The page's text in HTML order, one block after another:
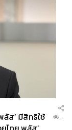
ามยินดี มีเพียง
ธิบายความรู้สึก
ง 56 นาทีใน
ได้สำเร็จ ก่อน
รกิจที่เพิ่งเกิด
ำวัน
างอเล็กซ์ ทุก
รกินอาหารมื้อ
พิทัน ได้สำเร็จก็
ลัส’ มีสิทธิใช้
...